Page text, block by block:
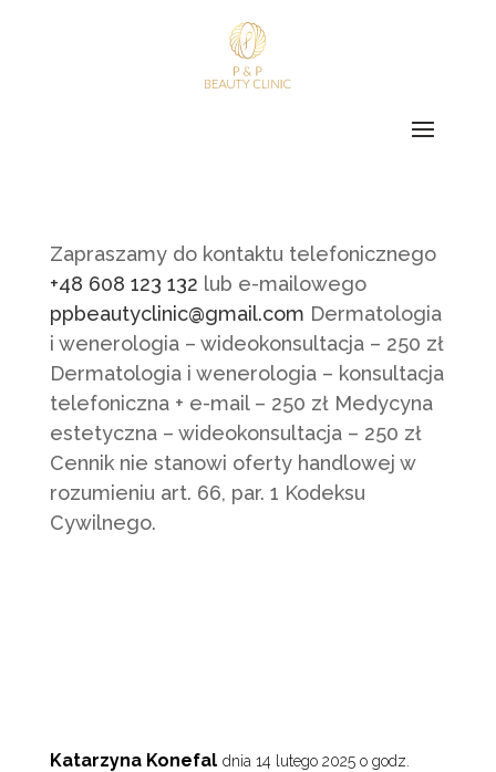
Zapraszamy do kontaktu telefonicznego
+48 608 123 132 lub e-mailowego
ppbeautyclinic@gmail.com Dermatologia
i wenerologia – wideokonsultacja – 250 zł
Dermatologia i wenerologia – konsultacja
telefoniczna + e-mail – 250 zł Medycyna
estetyczna – wideokonsultacja – 250 zł
Cennik nie stanowi oferty handlowej w
rozumieniu art. 66, par. 1 Kodeksu
Cywilnego.
Katarzyna Konefal dnia 14 lutego 2025 o godz.